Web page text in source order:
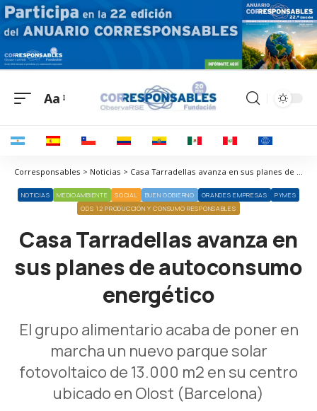
Aa
Corresponsables > Noticias > Casa Tarradellas avanza en sus planes de autoconsumo energético
NOTICIAS MEDIOAMBIENTE SOCIAL BUEN GOBIERNO GRANDES EMPRESAS
PYMES
ODS 12 PRODUCCIÓN Y CONSUMO RESPONSABLES
Casa Tarradellas avanza en
sus planes de autoconsumo
energético
El grupo alimentario acaba de poner en
marcha un nuevo parque solar
fotovoltaico de 13.000 m2 en su centro
ubicado en Olost (Barcelona)